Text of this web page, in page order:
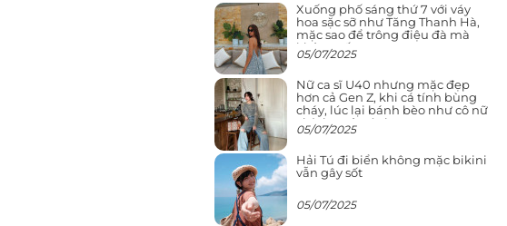
Xuống phố sáng thứ 7 với váy
hoa sặc sỡ như Tăng Thanh Hà,
mặc sao để trông điệu đà mà
không sến
05/07/2025
Nữ ca sĩ U40 nhưng mặc đẹp
hơn cả Gen Z, khi cá tính bùng
cháy, lúc lại bánh bèo như cô nữ
chính ngôn tình
05/07/2025
Hải Tú đi biển không mặc bikini
vẫn gây sốt
05/07/2025